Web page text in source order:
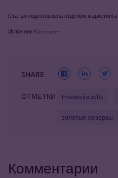
Статья подготовлена отделом маркетинга
Источник Kitco.com
SHARE
ОТМЕТКИ Investīciju zelts
золотые резервы
Комментарии